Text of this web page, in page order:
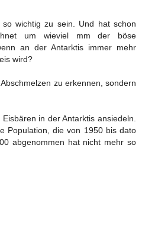
wichtig zu sein. Und hat schon
um wieviel mm der böse
an der Antarktis immer mehr
wird?
zu erkennen, sondern
in der Antarktis ansiedeln.
Population, die von 1950 bis dato
abgenommen hat nicht mehr so